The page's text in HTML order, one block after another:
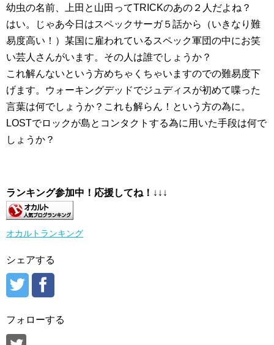
幼虫の名前、上田と山田ってTRICKのあの２人だよね？
はい。じゃあ今日はスペックサーガ５話から（いきなり難
易度高い！）某国に雇われているスペック軍団の中にお笑
い芸人さんがいます。その人は誰でしょうか？
これ解んないという方めちゃくちゃいますのでの難易度下
げます。ウォーキングデッドでジュディスが初めて喋った
言葉は何でしょうか？これも解らん！という方の為に。
LOSTでロックが島とコンタクトする為に用いた手段は何で
しょうか？
ランキング参加中！応援してね！ ↓↓↓
オカルトランキング
シェアする
フォローする